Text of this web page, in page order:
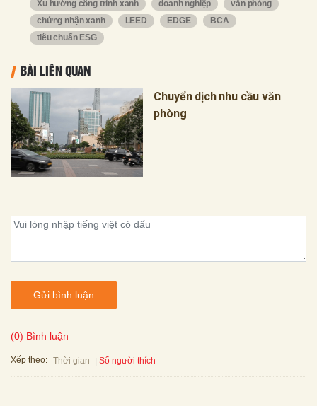
Xu hướng công trình xanh
doanh nghiệp
văn phòng
chứng nhận xanh
LEED EDGE
BCA
tiêu chuẩn ESG
BÀI LIÊN QUAN
Chuyển dịch nhu cầu văn
phòng
Gửi bình luận
(0) Bình luận
Xếp theo: Thời gian Số người thích